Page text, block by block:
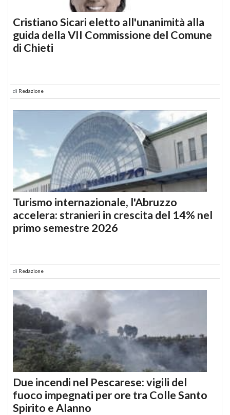
Cristiano Sicari eletto all'unanimità alla
guida della VII Commissione del Comune
di Chieti
di Redazione
Turismo internazionale, l'Abruzzo
accelera: stranieri in crescita del 14% nel
primo semestre 2026
di Redazione
Due incendi nel Pescarese: vigili del
fuoco impegnati per ore tra Colle Santo
Spirito e Alanno